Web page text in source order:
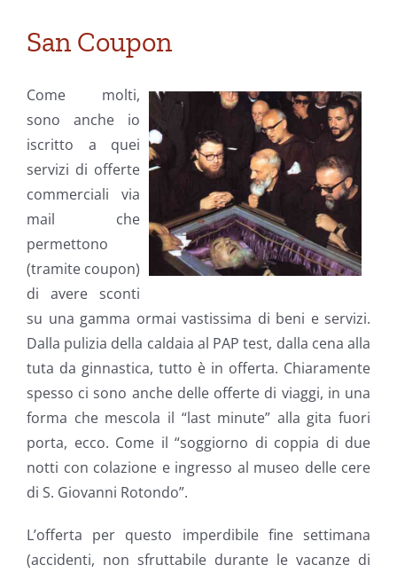
San Coupon
Come molti,
sono anche io
iscritto a quei
servizi di offerte
commerciali via
mail che
permettono
(tramite coupon)
di avere sconti
su una gamma ormai vastissima di beni e servizi.
Dalla pulizia della caldaia al PAP test, dalla cena alla
tuta da ginnastica, tutto è in offerta. Chiaramente
spesso ci sono anche delle offerte di viaggi, in una
forma che mescola il “last minute” alla gita fuori
porta, ecco. Come il “soggiorno di coppia di due
notti con colazione e ingresso al museo delle cere
di S. Giovanni Rotondo”.
L’offerta per questo imperdibile fine settimana
(accidenti, non sfruttabile durante le vacanze di